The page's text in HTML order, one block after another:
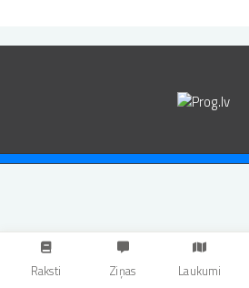
Raksti Ziņas Laukumi